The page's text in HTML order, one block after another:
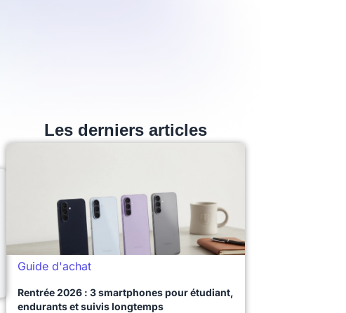
Les derniers articles
Guide d'achat
Rentrée 2026 : 3 smartphones pour étudiant,
endurants et suivis longtemps